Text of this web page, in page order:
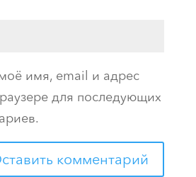
имя, email и адрес
для последующих